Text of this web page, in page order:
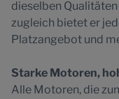
dieselben
zugleich bietet er
Platzangebot und
Starke Motoren,
Alle Motoren, die